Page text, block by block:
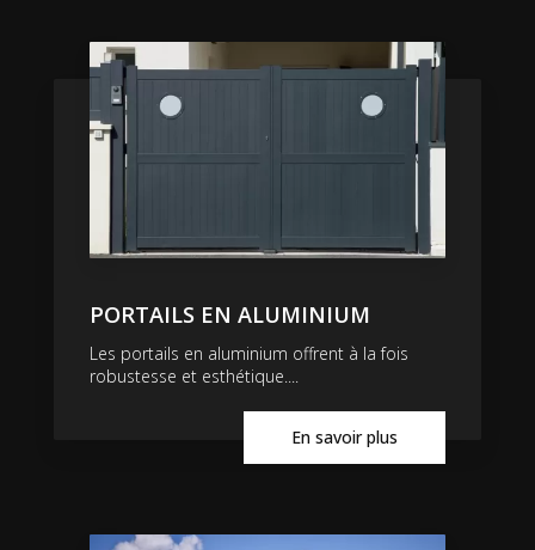
PORTAILS EN ALUMINIUM
Les portails en aluminium offrent à la fois
robustesse et esthétique....
En savoir plus